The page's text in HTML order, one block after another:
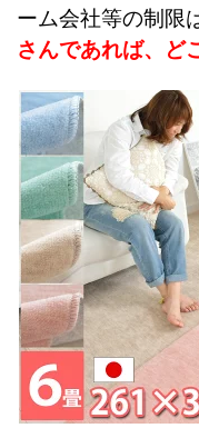
ーム会社等の制限
さんであれば、ど